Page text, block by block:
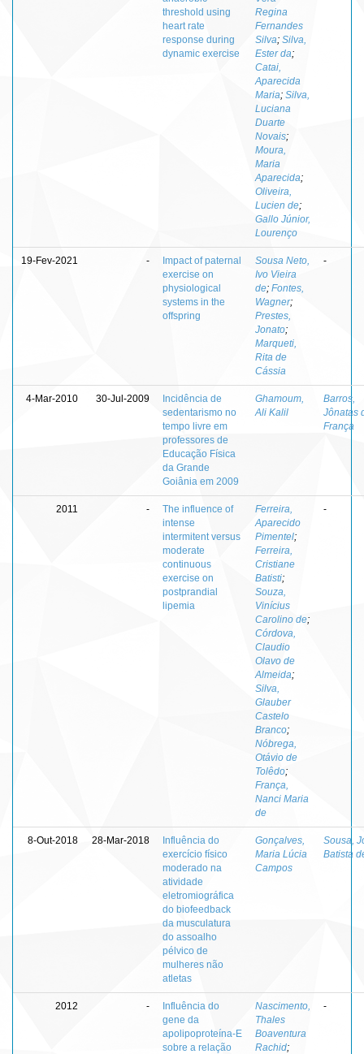
threshold using
heart rate
response during
dynamic exercise
Regina
Fernandes
Silva; Silva,
Ester da;
Catai,
Aparecida
Maria; Silva,
Luciana
Duarte
Novais;
Moura,
Maria
Aparecida;
Oliveira,
Lucien de;
Gallo Júnior,
Lourenço
19-Fev-2021 -
Impact of paternal
exercise on
physiological
systems in the
offspring
Sousa Neto,
Ivo Vieira
de; Fontes,
Wagner;
Prestes,
Jonato;
Marqueti,
Rita de
Cássia
-
4-Mar-2010 30-Jul-2009
Incidência de
sedentarismo no
tempo livre em
professores de
Educação Física
da Grande
Goiânia em 2009
Ghamoum,
Ali Kalil
Barros,
Jônatas
França
2011 -
The influence of
intense
intermitent versus
moderate
continuous
exercise on
postprandial
lipemia
Ferreira,
Aparecido
Pimentel;
Ferreira,
Cristiane
Batisti;
Souza,
Vinícius
Carolino de;
Córdova,
Claudio
Olavo de
Almeida;
Silva,
Glauber
Castelo
Branco;
Nóbrega,
Otávio de
Tolêdo;
França,
Nanci Maria
de
-
8-Out-2018 28-Mar-2018
Influência do
exercício físico
moderado na
atividade
eletromiográfica
do biofeedback
da musculatura
do assoalho
pélvico de
mulheres não
atletas
Gonçalves,
Maria Lúcia
Campos
Sousa,
Batista
2012 -
Influência do
gene da
apolipoproteína-E
sobre a relação
Nascimento,
Thales
Boaventura
Rachid;
-